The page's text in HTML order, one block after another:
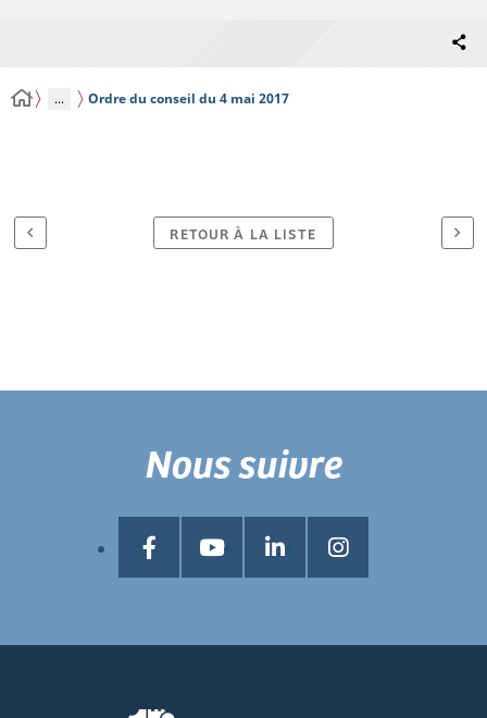
... Ordre du conseil du 4 mai 2017
RETOUR À LA LISTE
Nous suivre